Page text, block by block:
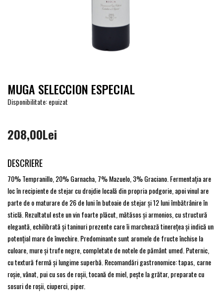
MUGA SELECCION ESPECIAL
Disponibilitate: epuizat
208,00Lei
DESCRIERE
70% Tempranillo, 20% Garnacha, 7% Mazuelo, 3% Graciano. Fermentația are
loc în recipiente de stejar cu drojdie locală din propria podgorie, apoi vinul are
parte de o maturare de 26 de luni în butoaie de stejar şi 12 luni îmbătrânire în
sticlă. Rezultatul este un vin foarte plăcut, mătăsos și armonios, cu structură
elegantă, echilibrată și taninuri prezente care îi marchează tinerețea și indică un
potențial mare de învechire. Predominante sunt aromele de fructe închise la
culoare, mure și trufe negre, completate de notele de pământ umed. Puternic,
cu textură fermă şi lungime superbă. Recomandări gastronomice: tapas, carne
roșie, vânat, pui cu sos de roșii, tocană de miel, pește la grătar, preparate cu
sosuri de roșii, ciuperci, piper.